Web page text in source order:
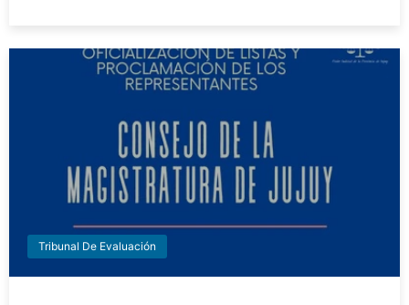
Tribunal De Evaluación